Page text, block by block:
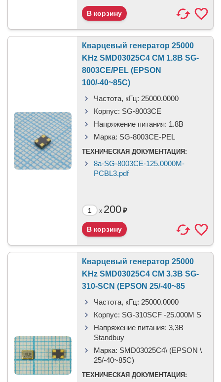
Кварцевый генератор 25000
KHz SMD03025C4 CM 1.8В SG-
8003CE/PEL (EPSON
100/-40~85C)
Частота, кГц: 25000.0000
Корпус: SG-8003CE
Напряжение питания: 1.8В
Марка: SG-8003CE-PEL
ТЕХНИЧЕСКАЯ ДОКУМЕНТАЦИЯ:
8a-SG-8003CE-125.0000M-
PCBL3.pdf
x 200₽
Кварцевый генератор 25000
KHz SMD03025C4 CM 3.3В SG-
310-SCN (EPSON 25/-40~85
Частота, кГц: 25000.0000
Корпус: SG-310SCF -25.000M S
Напряжение питания: 3,3В
Standbuy
Марка: SMD03025C4\ (EPSON \
25/-40~85C)
ТЕХНИЧЕСКАЯ ДОКУМЕНТАЦИЯ: